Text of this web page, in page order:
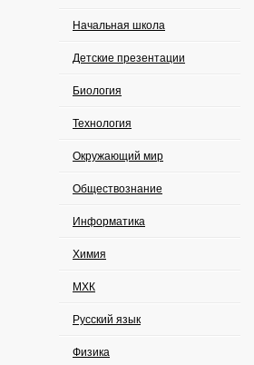
Начальная школа
Детские презентации
Биология
Технология
Окружающий мир
Обществознание
Информатика
Химия
МХК
Русский язык
Физика